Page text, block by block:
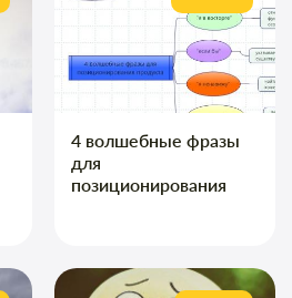
4 волшебные фразы
для
позиционирования